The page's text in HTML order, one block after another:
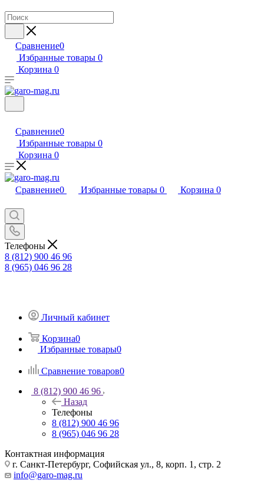
Сравнение0
Избранные товары 0
Корзина 0
Сравнение0
Избранные товары 0
Корзина 0
Сравнение0 Избранные товары 0 Корзина 0
Телефоны
8 (812) 900 46 96
8 (965) 046 96 28
Личный кабинет
Корзина0
Избранные товары0
Сравнение товаров0
8 (812) 900 46 96
Назад
Телефоны
8 (812) 900 46 96
8 (965) 046 96 28
Контактная информация
г. Санкт-Петербург, Софийская ул., 8, корп. 1, стр. 2
info@garo-mag.ru